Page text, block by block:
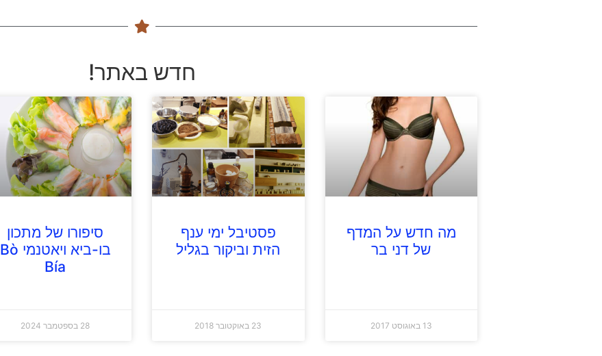
חדש באתר!
מה חדש על המדף
של דני בר
13 באוגוסט 2017
פסטיבל ימי ענף
הזית וביקור בגליל
23 באוקטובר 2018
סיפורו של מתכון
בו-ביא ויאטנמי Bò
Bía
28 בספטמבר 2024